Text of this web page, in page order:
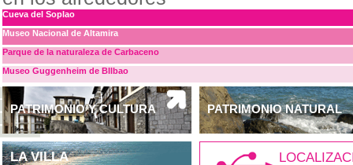
Cueva del Soplao
Museo Nacional de Altamira
Parque de la naturaleza de Carbaceno
Museo Guggenheim de BIlbao
PATRIMONIO Y CULTURA
LA VILLA
PATRIMONIO NATURAL